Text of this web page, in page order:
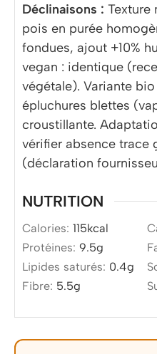
Déclinaisons : Texture
pois en purée
fondues, ajout +10%
vegan : identique
végétale). Variante
épluchures blettes
croustillante.
vérifier absence trace
(déclaration
NUTRITION
Calories: 115kcal
Protéines: 9.5g
Lipides saturés: 0.4g
Fibre: 5.5g